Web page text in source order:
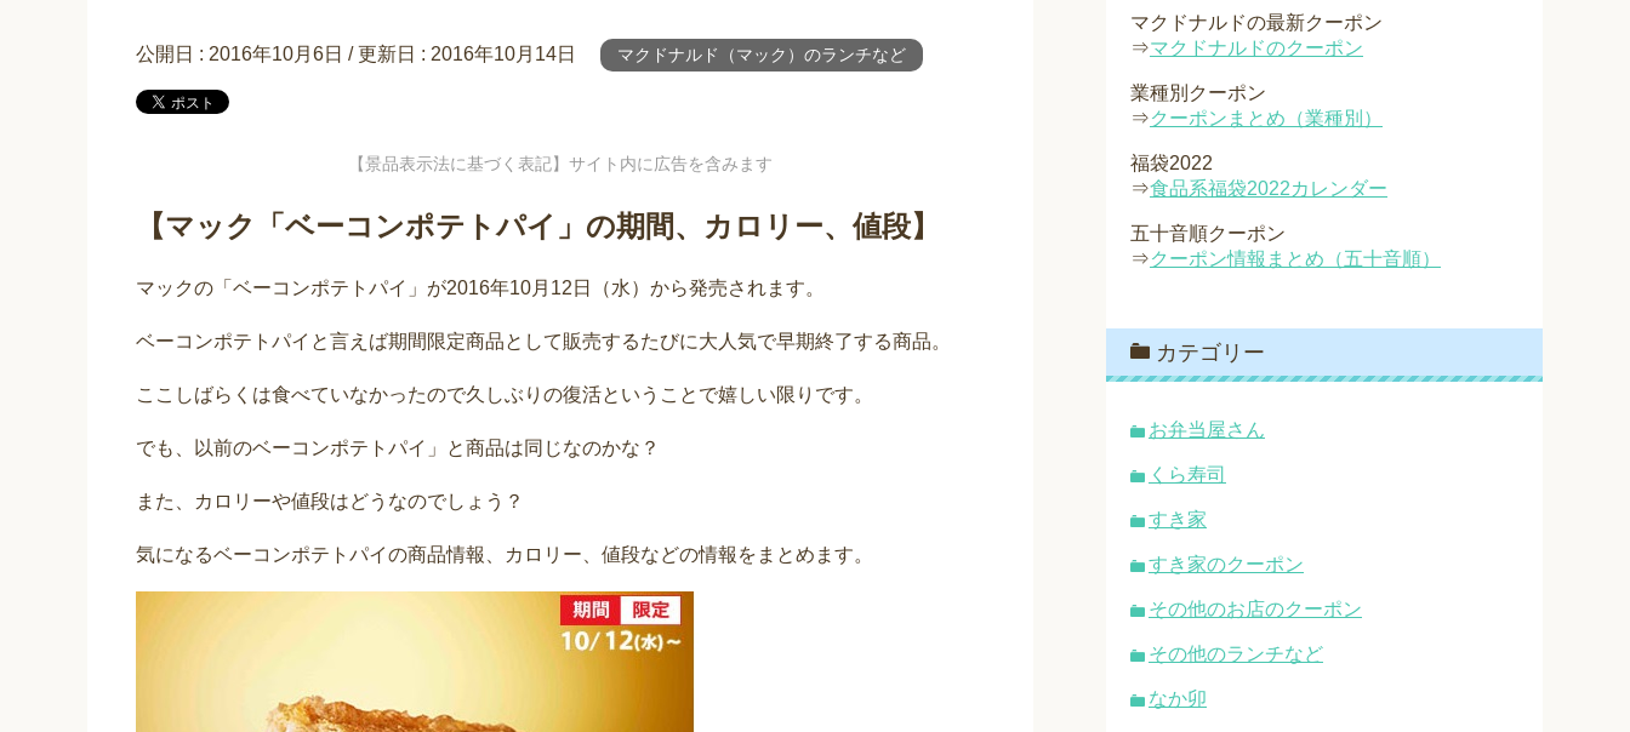
公開日 : 2016年10月6日 / 更新日 : 2016年10月14日 マクドナルド（マック）のランチなど
【景品表示法に基づく表記】サイト内に広告を含みます
【マック「ベーコンポテトパイ」の期間、カロリー、値段】
マックの「ベーコンポテトパイ」が2016年10月12日（水）から発売されます。
ベーコンポテトパイと言えば期間限定商品として販売するたびに大人気で早期終了する商品。
ここしばらくは食べていなかったので久しぶりの復活ということで嬉しい限りです。
でも、以前のベーコンポテトパイ」と商品は同じなのかな？
また、カロリーや値段はどうなのでしょう？
気になるベーコンポテトパイの商品情報、カロリー、値段などの情報をまとめます。
マクドナルドの最新クーポン
⇒マクドナルドのクーポン
業種別クーポン
⇒クーポンまとめ（業種別）
福袋2022
⇒食品系福袋2022カレンダー
五十音順クーポン
⇒クーポン情報まとめ（五十音順）
カテゴリー
お弁当屋さん
くら寿司
すき家
すき家のクーポン
その他のお店のクーポン
その他のランチなど
なか卯